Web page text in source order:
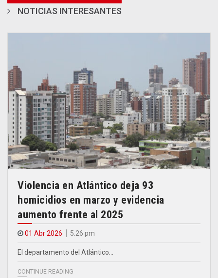
NOTICIAS INTERESANTES
Violencia en Atlántico deja 93
homicidios en marzo y evidencia
aumento frente al 2025
01 Abr 2026 5.26 pm
El departamento del Atlántico…
CONTINUE READING